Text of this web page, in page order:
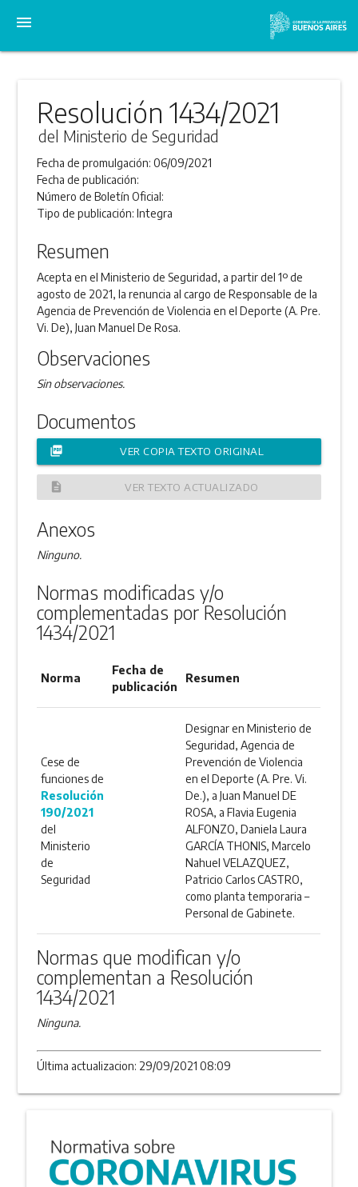
menu
Resolución 1434/2021
del Ministerio de Seguridad
Fecha de promulgación:06/09/2021
Fecha de publicación:
Número de Boletín Oficial:
Tipo de publicación:Integra
Resumen
Acepta en el Ministerio de Seguridad, a partir del 1º de
agosto de 2021, la renuncia al cargo de Responsable de la
Agencia de Prevención de Violencia en el Deporte (A. Pre.
Vi. De), Juan Manuel De Rosa.
Observaciones
Sin observaciones.
Documentos
picture_as_pdf VER COPIA TEXTO ORIGINAL
description VER TEXTO ACTUALIZADO
Anexos
Ninguno.
Normas modificadas y/o
complementadas por Resolución
1434/2021
Norma
Fecha de
publicación
Resumen
Cese de
funciones de
Resolución
190/2021
del
Ministerio
de
Seguridad
Designar en Ministerio de
Seguridad, Agencia de
Prevención de Violencia
en el Deporte (A. Pre. Vi.
De.), a Juan Manuel DE
ROSA, a Flavia Eugenia
ALFONZO, Daniela Laura
GARCÍA THONIS, Marcelo
Nahuel VELAZQUEZ,
Patricio Carlos CASTRO,
como planta temporaria –
Personal de Gabinete.
Normas que modifican y/o
complementan a Resolución
1434/2021
Ninguna.
Última actualizacion: 29/09/2021 08:09